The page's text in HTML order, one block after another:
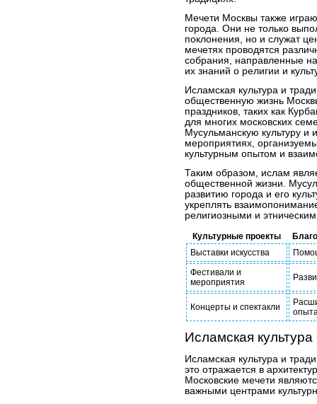
Мечети Москвы также
города. Они не только
поклонения, но и служат
мечетях проводятся
собрания, направленные
их знаний о религии и
Исламская культура и
общественную жизнь
праздников, таких как
для многих московских
Мусульманскую культуру и
мероприятиях,
культурным опытом и
Таким образом, ислам
общественной жизни.
развитию города и его
укреплять
религиозными и
Культурные проекты
Выставки искусства
Фестивали и
мероприятия
Концерты и спектакли
Исламская
Исламская культура и
это отражается в
Московские мечети
важными центрами